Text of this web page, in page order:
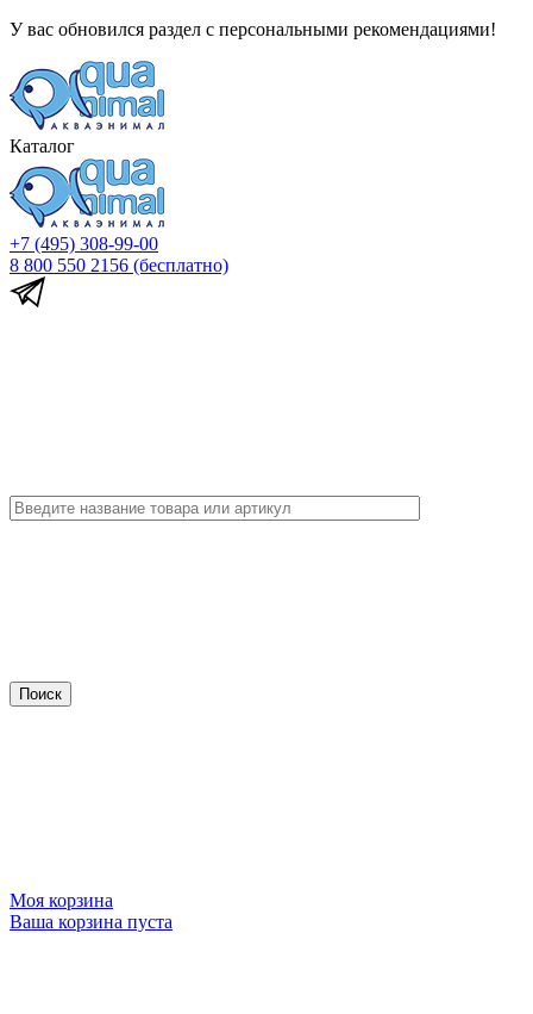
У вас обновился раздел с персональными рекомендациями!
Каталог
+7 (495) 308-99-00
8 800 550 2156 (бесплатно)
Моя корзина
Ваша корзина пуста